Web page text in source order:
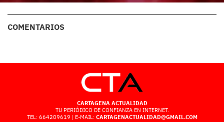
COMENTARIOS
CARTAGENA ACTUALIDAD
TU PERIÓDICO DE CONFIANZA EN INTERNET.
TEL: 664209619 | E-MAIL: CARTAGENACTUALIDAD@GMAIL.COM